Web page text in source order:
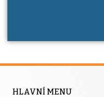
HLAVNÍ MENU